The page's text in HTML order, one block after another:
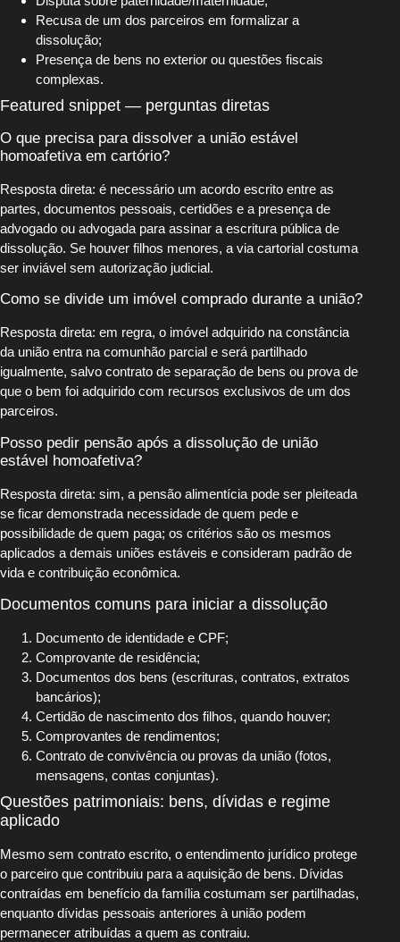
Recusa de um dos parceiros em formalizar a
dissolução;
Presença de bens no exterior ou questões fiscais
complexas.
Featured snippet — perguntas diretas
O que precisa para dissolver a união estável
homoafetiva em cartório?
Resposta direta: é necessário um acordo escrito entre as
partes, documentos pessoais, certidões e a presença de
advogado ou advogada para assinar a escritura pública de
dissolução. Se houver filhos menores, a via cartorial costuma
ser inviável sem autorização judicial.
Como se divide um imóvel comprado durante a união?
Resposta direta: em regra, o imóvel adquirido na constância
da união entra na comunhão parcial e será partilhado
igualmente, salvo contrato de separação de bens ou prova de
que o bem foi adquirido com recursos exclusivos de um dos
parceiros.
Posso pedir pensão após a dissolução de união
estável homoafetiva?
Resposta direta: sim, a pensão alimentícia pode ser pleiteada
se ficar demonstrada necessidade de quem pede e
possibilidade de quem paga; os critérios são os mesmos
aplicados a demais uniões estáveis e consideram padrão de
vida e contribuição econômica.
Documentos comuns para iniciar a dissolução
Documento de identidade e CPF;
Comprovante de residência;
Documentos dos bens (escrituras, contratos, extratos
bancários);
Certidão de nascimento dos filhos, quando houver;
Comprovantes de rendimentos;
Contrato de convivência ou provas da união (fotos,
mensagens, contas conjuntas).
Questões patrimoniais: bens, dívidas e regime
aplicado
Mesmo sem contrato escrito, o entendimento jurídico protege
o parceiro que contribuiu para a aquisição de bens. Dívidas
contraídas em benefício da família costumam ser partilhadas,
enquanto dívidas pessoais anteriores à união podem
permanecer atribuídas a quem as contraiu.